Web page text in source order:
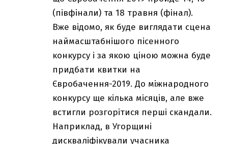
(півфінали) та 18 травня (фінал).
Вже відомо, як буде виглядати сцена
наймасштабнішого пісенного
конкурсу і за якою ціною можна буде
придбати квитки на
Євробачення-2019. До міжнародного
конкурсу ще кілька місяців, але вже
встигли розгорітися перші скандали.
Наприклад, в Угорщині
дискваліфікували учасника